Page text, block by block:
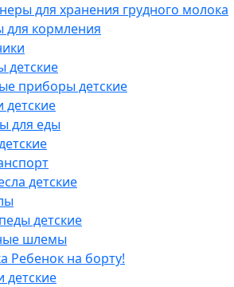
для хранения грудного молока
для кормления
детские
приборы детские
детские
для еды
детские
детские
шлемы
Ребенок на борту!
детские